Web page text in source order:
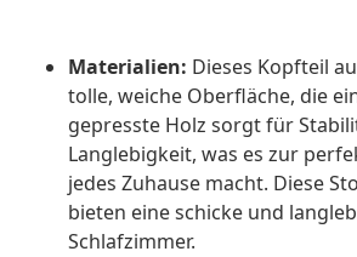
Materialien: Dieses Kopfteil
tolle, weiche Oberfläche, die
gepresste Holz sorgt für
Langlebigkeit, was es zur
jedes Zuhause macht. Diese
bieten eine schicke und
Schlafzimmer.